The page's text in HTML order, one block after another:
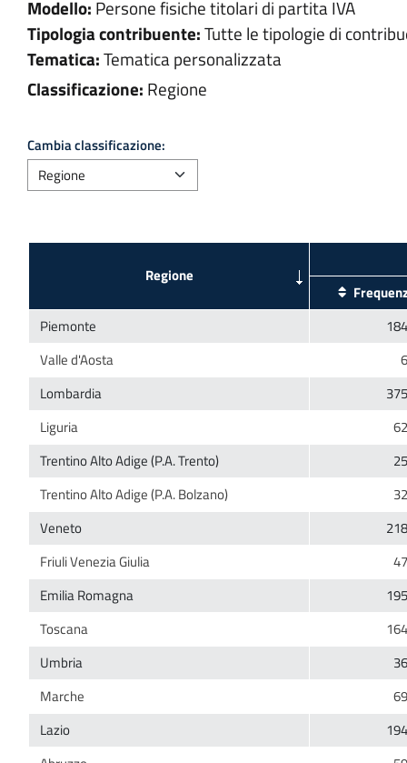
Modello: Persone fisiche titolari di partita IVA
Tipologia contribuente:Tutte le tipologie di
Tematica:Tematica personalizzata
Classificazione: Regione
Cambia classificazione: